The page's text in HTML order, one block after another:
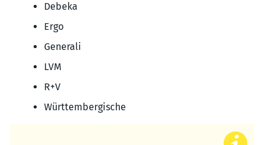
Debeka
Ergo
Generali
LVM
R+V
Württembergische